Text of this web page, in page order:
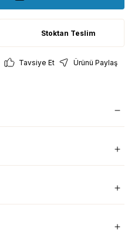
Stoktan Teslim
Tavsiye Et
Ürünü Paylaş